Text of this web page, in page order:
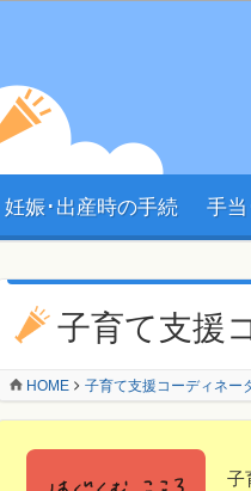
妊娠･出産時の手続 手
子育て支援
HOME 子育て支援コーディネー
子